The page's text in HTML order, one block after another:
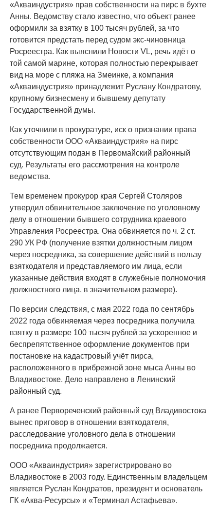
«Акваиндустрия» прав собственности на пирс в бухте
Анны. Ведомству стало известно, что объект ранее
оформили за взятку в 100 тысяч рублей, за что
готовится предстать перед судом экс-чиновница
Росреестра. Как выяснили Новости VL, речь идёт о
той самой марине, которая полностью перекрывает
вид на море с пляжа на Змеинке, а компания
«Акваиндустрия» принадлежит Руслану Кондратову,
крупному бизнесмену и бывшему депутату
Государственной думы.
Как уточнили в прокуратуре, иск о признании права
собственности ООО «Акваиндустрия» на пирс
отсутствующим подан в Первомайский районный
суд. Результаты его рассмотрения на контроле
ведомства.
Тем временем прокурор края Сергей Столяров
утвердил обвинительное заключение по уголовному
делу в отношении бывшего сотрудника краевого
Управления Росреестра. Она обвиняется по ч. 2 ст.
290 УК РФ (получение взятки должностным лицом
через посредника, за совершение действий в пользу
взяткодателя и представляемого им лица, если
указанные действия входят в служебные полномочия
должностного лица, в значительном размере).
По версии следствия, с мая 2022 года по сентябрь
2022 года обвиняемая через посредника получила
взятку в размере 100 тысяч рублей за ускоренное и
беспрепятственное оформление документов при
постановке на кадастровый учёт пирса,
расположенного в прибрежной зоне мыса Анны во
Владивостоке. Дело направлено в Ленинский
районный суд.
А ранее Первореченский районный суд Владивостока
вынес приговор в отношении взяткодателя,
расследование уголовного дела в отношении
посредника продолжается.
ООО «Акваиндустрия» зарегистрировано во
Владивостоке в 2003 году. Единственным владельцем
является Руслан Кондратов, президент и основатель
ГК «Аква-Ресурсы» и «Терминал Астафьева».